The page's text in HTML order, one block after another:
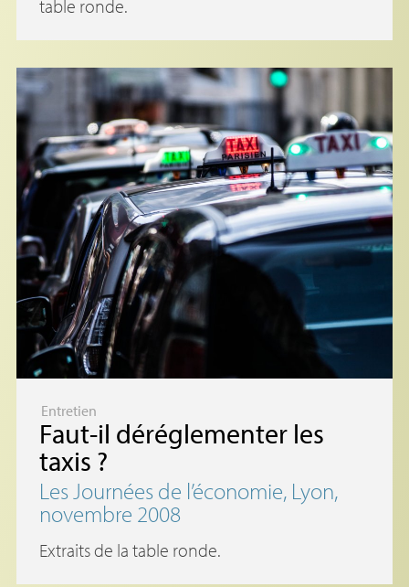
table ronde.
Entretien
Faut-il déréglementer les
taxis ?
Les Journées de l’économie, Lyon,
novembre 2008
Extraits de la table ronde.